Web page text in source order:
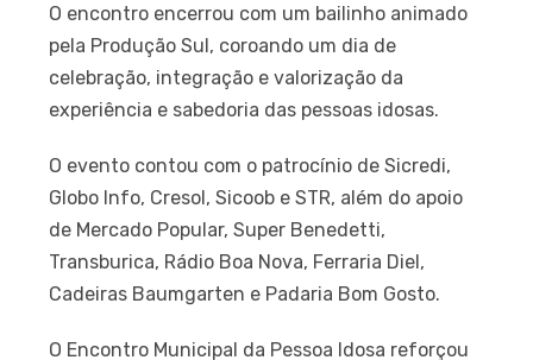
O encontro encerrou com um bailinho animado
pela Produção Sul, coroando um dia de
celebração, integração e valorização da
experiência e sabedoria das pessoas idosas.
O evento contou com o patrocínio de Sicredi,
Globo Info, Cresol, Sicoob e STR, além do apoio
de Mercado Popular, Super Benedetti,
Transburica, Rádio Boa Nova, Ferraria Diel,
Cadeiras Baumgarten e Padaria Bom Gosto.
O Encontro Municipal da Pessoa Idosa reforçou